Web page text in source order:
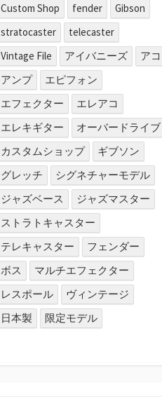
Custom Shop fender
Gibson
stratocaster
telecaster
Vintage File
アイバニーズ
ア
アンプ
エピフォン
エフェクター
エレアコ
エレキギター
オーバードライブ
カスタムショップ
ギブソン
グレッチ
シグネチャーモデル
ジャズベース
ジャズマスター
ストラトキャスター
テレキャスター
フェンダー
ボス
マルチエフェクター
レスポール
ヴィンテージ
日本製
限定モデル